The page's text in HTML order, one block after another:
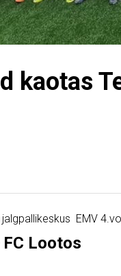
kaotas
jalgpallikeskus EMV
Lootos